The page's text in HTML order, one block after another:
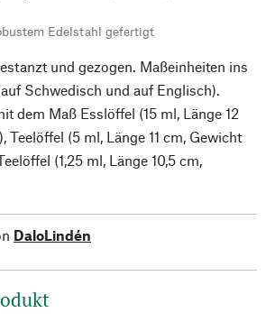
Edelstahl gefertigt
und gezogen. Maßeinheiten ins
Schwedisch und auf Englisch).
dem Maß Esslöffel (15 ml, Länge 12
Teelöffel (5 ml, Länge 11 cm, Gewicht
(1,25 ml, Länge 10,5 cm,
DaloLindén